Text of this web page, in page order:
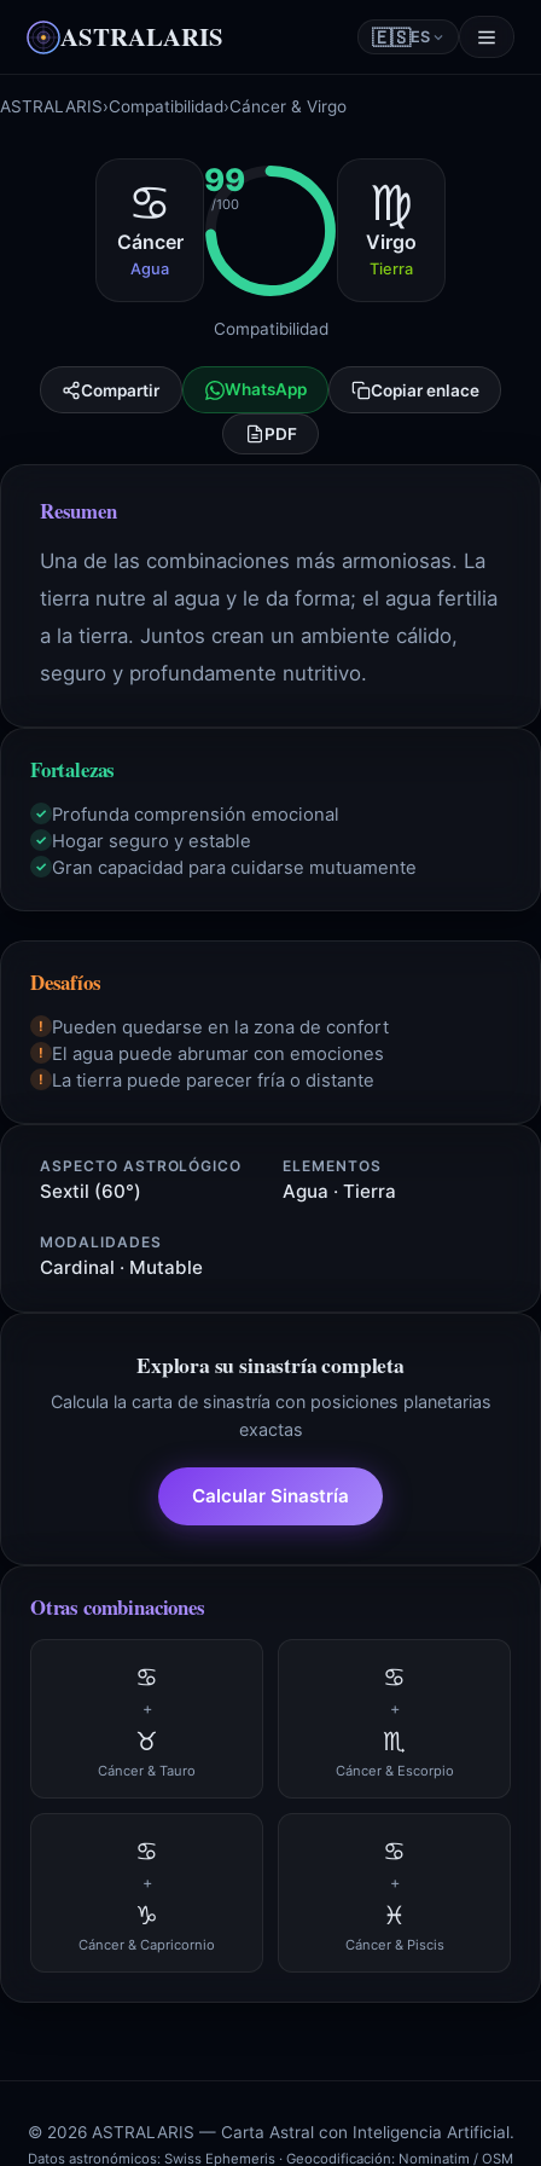
ASTRALARIS 🇪🇸ES
ASTRALARIS›Compatibilidad›Cáncer & Virgo
♋
Cáncer
Agua
99
/100 ♍
Virgo
Tierra
Compatibilidad
Compartir WhatsApp Copiar enlace
PDF
Resumen
Una de las combinaciones más armoniosas. La
tierra nutre al agua y le da forma; el agua fertilia
a la tierra. Juntos crean un ambiente cálido,
seguro y profundamente nutritivo.
Fortalezas
✓ Profunda comprensión emocional
✓ Hogar seguro y estable
✓ Gran capacidad para cuidarse mutuamente
Desafíos
! Pueden quedarse en la zona de confort
! El agua puede abrumar con emociones
! La tierra puede parecer fría o distante
ASPECTO ASTROLÓGICO
Sextil (60°)
ELEMENTOS
Agua · Tierra
MODALIDADES
Cardinal · Mutable
Explora su sinastría completa
Calcula la carta de sinastría con posiciones planetarias
exactas
Calcular Sinastría
Otras combinaciones
♋
+
♉
Cáncer & Tauro
♋
+
♏
Cáncer & Escorpio
♋
+
♑
Cáncer & Capricornio
♋
+
♓
Cáncer & Piscis
© 2026 ASTRALARIS — Carta Astral con Inteligencia Artificial.
Datos astronómicos: Swiss Ephemeris · Geocodificación: Nominatim / OSM